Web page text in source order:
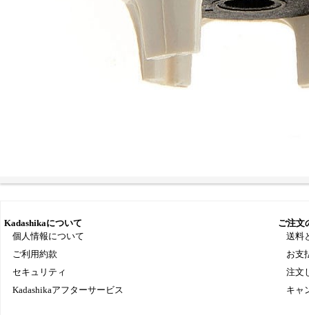
Kadashikaについて
個人情報について
ご利用約款
セキュリティ
Kadashikaアフターサービス
ご注文
送料
お支
注文
キャ